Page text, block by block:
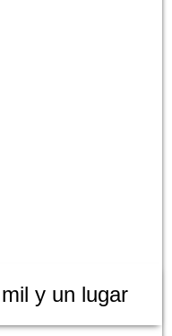
y un lugar